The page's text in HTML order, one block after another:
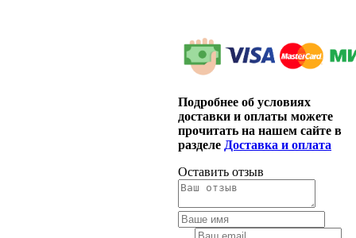
Подробнее об условиях
доставки и оплаты можете
прочитать на нашем сайте в
разделе Доставка и оплата
Оставить отзыв